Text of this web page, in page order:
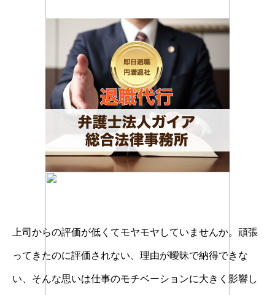
上司からの評価が低くてモヤモヤしていませんか。頑張
ってきたのに評価されない、理由が曖昧で納得できな
い、そんな思いは仕事のモチベーションに大きく影響し